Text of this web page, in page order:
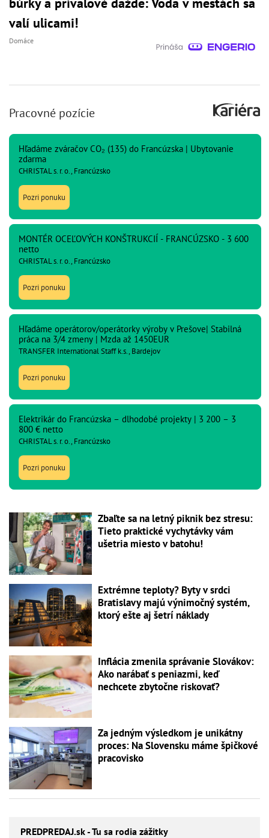
valí ulicami!
Domáce
Pracovné pozície
Hľadáme zváračov CO₂ (135) do Francúzska | Ubytovanie
zdarma
CHRISTAL s. r. o., Francúzsko
Pozri ponuku
MONTÉR OCEĽOVÝCH KONŠTRUKCIÍ - FRANCÚZSKO - 3 600
netto
CHRISTAL s. r. o., Francúzsko
Pozri ponuku
Hľadáme operátorov/operátorky výroby v Prešove| Stabilná
práca na 3/4 zmeny | Mzda až 1450EUR
TRANSFER International Staff k.s., Bardejov
Pozri ponuku
Elektrikár do Francúzska – dlhodobé projekty | 3 200 – 3
800 € netto
CHRISTAL s. r. o., Francúzsko
Pozri ponuku
Zbaľte sa na letný piknik bez stresu:
Tieto praktické vychytávky vám
ušetria miesto v batohu!
Extrémne teploty? Byty v srdci
Bratislavy majú výnimočný systém,
ktorý ešte aj šetrí náklady
Inflácia zmenila správanie Slovákov:
Ako narábať s peniazmi, keď
nechcete zbytočne riskovať?
Za jedným výsledkom je unikátny
proces: Na Slovensku máme špičkové
pracovisko
PREDPREDAJ.sk - Tu sa rodia zážitky